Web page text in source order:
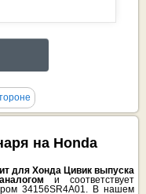
на Honda
для Хонда Цивик выпуска
аналогом и соответствует
34156SR4A01. В нашем